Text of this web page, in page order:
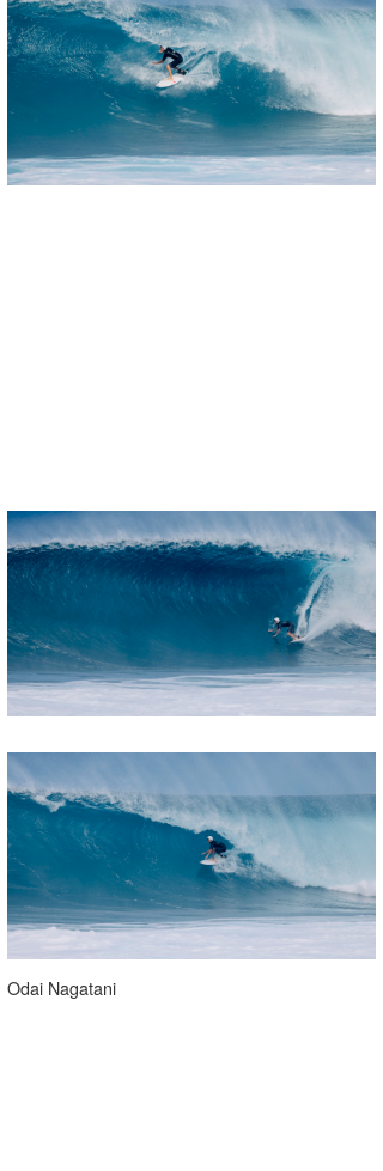
Odai Nagatani